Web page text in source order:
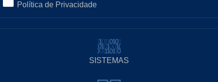
Política de Privacidade
SISTEMAS